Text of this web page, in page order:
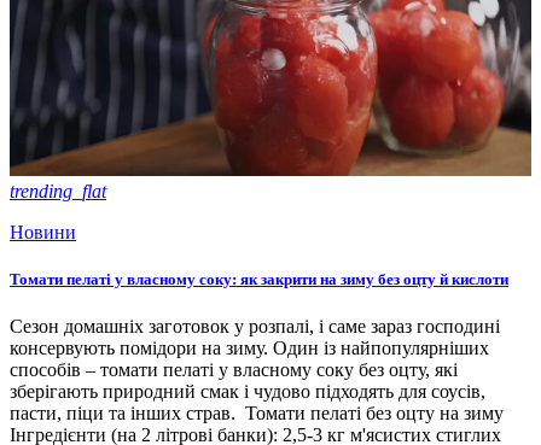
trending_flat
Новини
Томати пелаті у власному соку: як закрити на зиму без оцту й кислоти
Сезон домашніх заготовок у розпалі, і саме зараз господині
консервують помідори на зиму. Один із найпопулярніших
способів – томати пелаті у власному соку без оцту, які
зберігають природний смак і чудово підходять для соусів,
пасти, піци та інших страв. Томати пелаті без оцту на зиму
Інгредієнти (на 2 літрові банки): 2,5-3 кг м'ясистих стиглих